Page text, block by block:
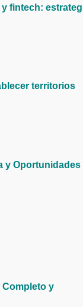
fintech:
territorios
y Oportunidades
Completo y